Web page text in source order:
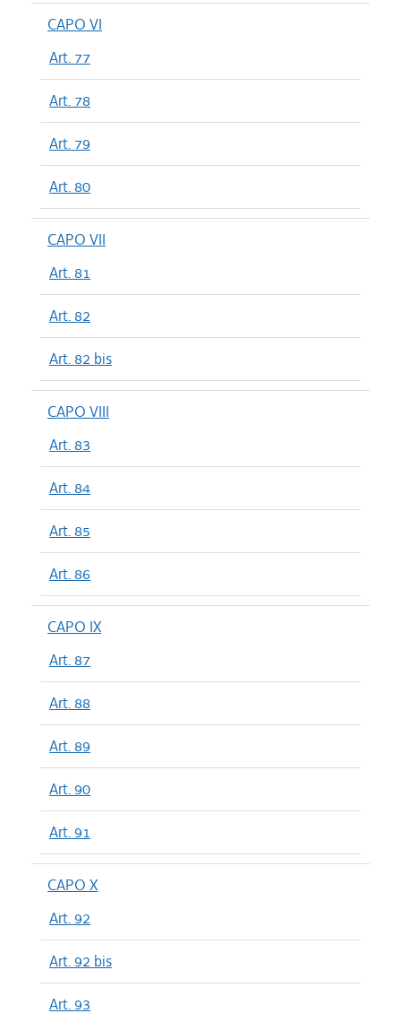
CAPO VI
Art. 77
Art. 78
Art. 79
Art. 80
CAPO VII
Art. 81
Art. 82
Art. 82 bis
CAPO VIII
Art. 83
Art. 84
Art. 85
Art. 86
CAPO IX
Art. 87
Art. 88
Art. 89
Art. 90
Art. 91
CAPO X
Art. 92
Art. 92 bis
Art. 93